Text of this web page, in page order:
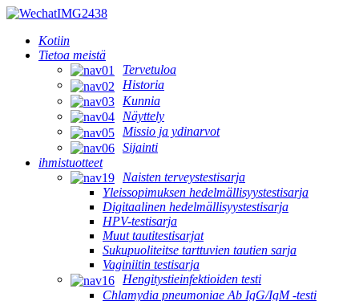
Kotiin
Tietoa meistä
Tervetuloa
Historia
Kunnia
Näyttely
Missio ja ydinarvot
Sijainti
ihmistuotteet
Naisten terveystestisarja
Yleissopimuksen hedelmällisyystestisarja
Digitaalinen hedelmällisyystestisarja
HPV-testisarja
Muut tautitestisarjat
Sukupuoliteitse tarttuvien tautien sarja
Vaginiitin testisarja
Hengitystieinfektioiden testi
Chlamydia pneumoniae Ab IgG/IgM -testi